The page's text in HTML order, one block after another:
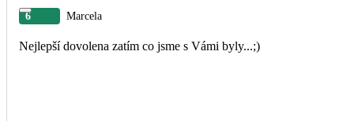
6 Marcela
Nejlepší dovolena zatím co jsme s Vámi byly...;)